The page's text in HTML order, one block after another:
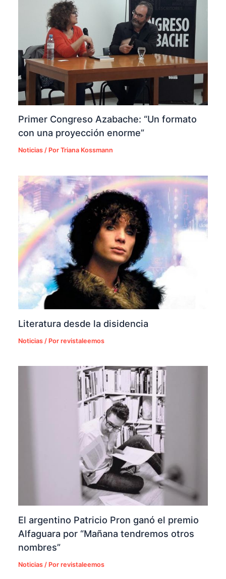
Primer Congreso Azabache: “Un formato
con una proyección enorme”
Noticias / PorTriana Kossmann
Literatura desde la disidencia
Noticias / Porrevistaleemos
El argentino Patricio Pron ganó el premio
Alfaguara por “Mañana tendremos otros
nombres”
Noticias / Porrevistaleemos